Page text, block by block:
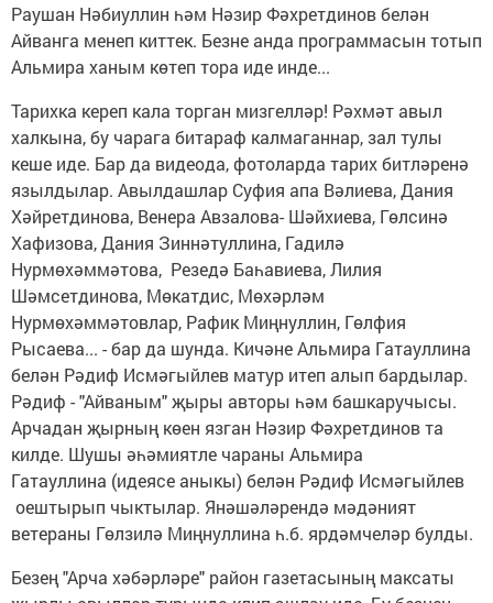
Раушан Нәбиуллин һәм Нәзир Фәхретдинов белән
Айванга менеп киттек. Безне анда программасын тотып
Альмира ханым көтеп тора иде инде...
Тарихка кереп кала торган мизгелләр! Рәхмәт авыл
халкына, бу чарага битараф калмаганнар, зал тулы
кеше иде. Бар да видеода, фотоларда тарих битләренә
язылдылар. Авылдашлар Суфия апа Вәлиева, Дания
Хәйретдинова, Венера Авзалова- Шәйхиева, Гөлсинә
Хафизова, Дания Зиннәтуллина, Гадилә
Нурмөхәммәтова, Резедә Баһавиева, Лилия
Шәмсетдинова, Мөкатдис, Мөхәрләм
Нурмөхәммәтовлар, Рафик Миңнуллин, Гөлфия
Рысаева... - бар да шунда. Кичәне Альмира Гатауллина
белән Рәдиф Исмәгыйлев матур итеп алып бардылар.
Рәдиф - "Айваным" җыры авторы һәм башкаручысы.
Арчадан җырның көен язган Нәзир Фәхретдинов та
килде. Шушы әһәмиятле чараны Альмира
Гатауллина (идеясе аныкы) белән Рәдиф Исмәгыйлев
оештырып чыктылар. Янәшәләрендә мәдәният
ветераны Гөлзилә Миңнуллина һ.б. ярдәмчеләр булды.
Безең "Арча хәбәрләре" район газетасының максаты